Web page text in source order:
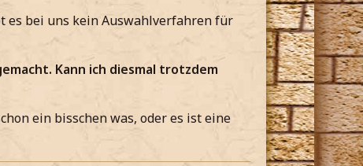
es bei uns kein Auswahlverfahren für
Kann ich diesmal trotzdem
ein bisschen was, oder es ist eine